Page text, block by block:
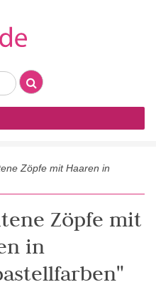
Zöpfe mit Haaren in
Zöpfe mit
in